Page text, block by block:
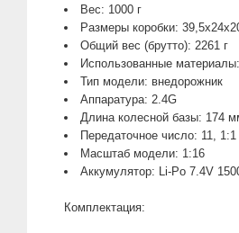
Вес: 1000 г
Размеры коробки:
Общий вес (брутто): 2261 г
Использованные
Тип модели: внедорожник
Аппаратура: 2.4G
Длина колесной базы: 174
Передаточное число: 11, 1:1
Масштаб модели: 1:16
Аккумулятор: Li-Po 7.4V
Комплектация: